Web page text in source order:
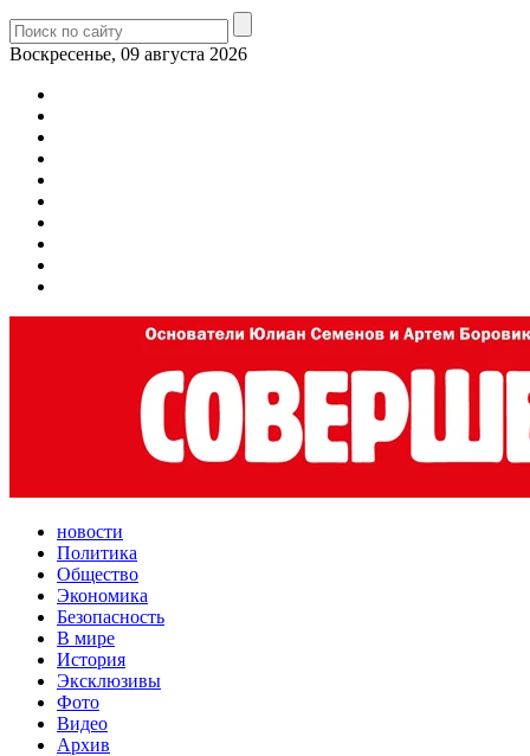
Воскресенье, 09 августа 2026
новости
Политика
Общество
Экономика
Безопасность
В мире
История
Эксклюзивы
Фото
Видео
Архив